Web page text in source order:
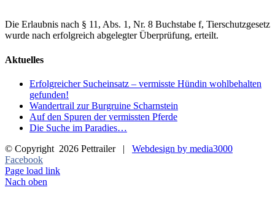
Die Erlaubnis nach § 11, Abs. 1, Nr. 8 Buchstabe f, Tierschutzgesetz
wurde nach erfolgreich abgelegter Überprüfung, erteilt.
Aktuelles
Erfolgreicher Sucheinsatz – vermisste Hündin wohlbehalten
gefunden!
Wandertrail zur Burgruine Scharnstein
Auf den Spuren der vermissten Pferde
Die Suche im Paradies…
© Copyright 2026 Pettrailer | Webdesign by media3000
Facebook
Page load link
Nach oben